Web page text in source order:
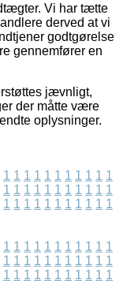
Vi har tætte
derved at vi
godtgørelse
gennemfører en
jævnligt,
der måtte være
oplysninger.
1 1 1 1 1 1 1 1 1 1 1
1 1 1 1 1 1 1 1 1 1 1
1 1 1 1 1 1 1 1 1 1 1
1 1 1 1 1 1 1 1 1 1 1
1 1 1 1 1 1 1 1 1 1 1
1 1 1 1 1 1 1 1 1 1 1